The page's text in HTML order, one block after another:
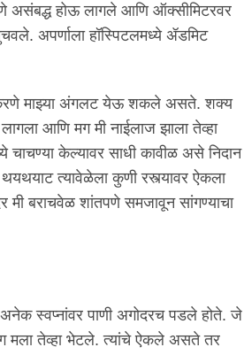
असंबद्ध होऊ लागले आणि ऑक्सीमिटरवर
अपर्णाला हॉस्पिटलमध्ये ॲडमिट
करणे माझ्या अंगलट येऊ शकले असते. शक्य
आणि मग मी नाईलाज झाला तेव्हा
केल्यावर साधी कावीळ असे निदान
त्यावेळेला कुणी रस्त्यावर ऐकला
मी बराचवेळ शांतपणे समजावून सांगण्याचा
अनेक स्वप्नांवर पाणी अगोदरच पडले होते. जे
मला तेव्हा भेटले. त्यांचे ऐकले असते तर